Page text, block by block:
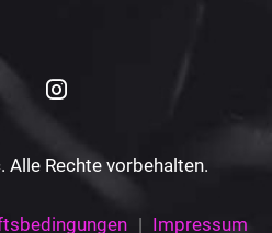
Rechte vorbehalten.
Impressum